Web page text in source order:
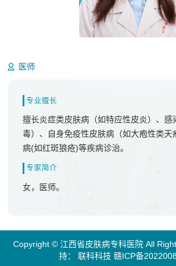
医师
专业擅长
擅长炎症类皮肤病（如特应性皮炎）、感
毒）、自身免疫性皮肤病（如大疱性类天
病(如红斑狼疮)等疾病诊治。
专家简介
女，医师。
Copyright © 江西省皮肤病专科医院 All
持： 联科科技 赣ICP备